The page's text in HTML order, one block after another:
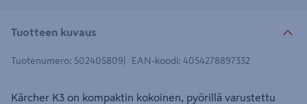
Tuotteen kuvaus
Tuotenumero: 502405809 EAN-koodi: 4054278897332
Kärcher K3 on kompaktin kokoinen, pyörillä varustettu